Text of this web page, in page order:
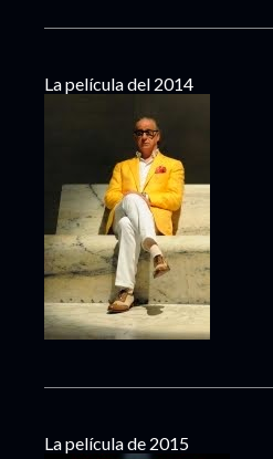
La película del 2014
La película de 2015